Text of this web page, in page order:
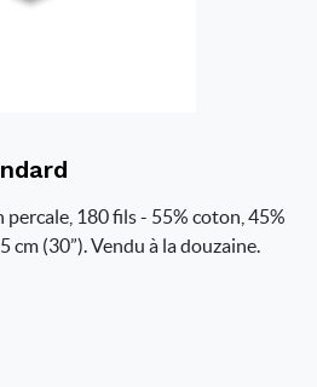
percale, 180 fils - 55% coton, 45%
cm (30”). Vendu à la douzaine.